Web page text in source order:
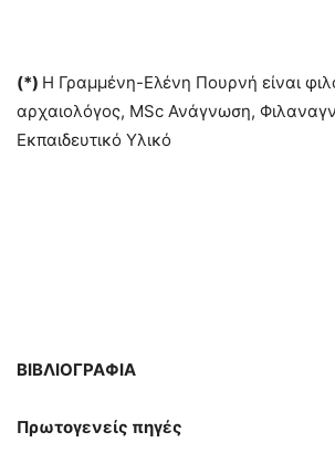
(*) H Γραμμένη-Ελένη Πουρνή είναι
αρχαιολόγος, MSc Ανάγνωση,
Εκπαιδευτικό Υλικό
ΒΙΒΛΙΟΓΡΑΦΙΑ
Πρωτογενείς πηγές